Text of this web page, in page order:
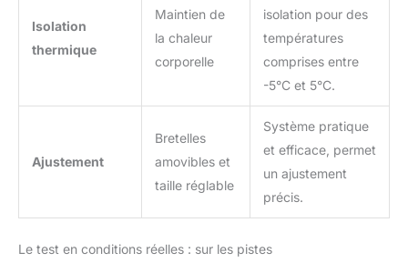
Isolation
thermique
Maintien de
la chaleur
corporelle
isolation pour des
températures
comprises entre
-5°C et 5°C.
Ajustement
Bretelles
amovibles et
taille réglable
Système pratique
et efficace, permet
un ajustement
précis.
Le test en conditions réelles : sur les pistes